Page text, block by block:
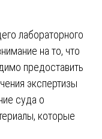
лабораторного
на то, что
предоставить
экспертизы
суда о
которые